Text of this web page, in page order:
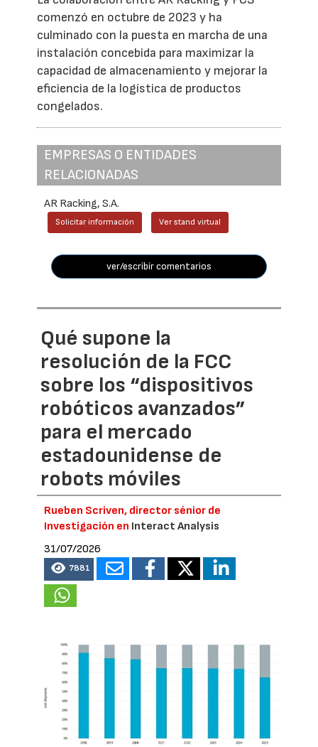
comenzó en octubre de 2023 y ha
culminado con la puesta en marcha de una
instalación concebida para maximizar la
capacidad de almacenamiento y mejorar la
eficiencia de la logística de productos
congelados.
EMPRESAS O ENTIDADES
RELACIONADAS
AR Racking, S.A.
Solicitar información Ver stand virtual
ver/escribir comentarios
Qué supone la
resolución de la FCC
sobre los “dispositivos
robóticos avanzados”
para el mercado
estadounidense de
robots móviles
Rueben Scriven, director sénior de
Investigación en Interact Analysis
31/07/2026
7881